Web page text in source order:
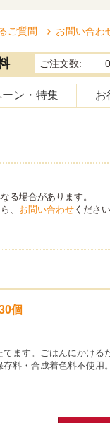
ご質問 お問い合わ
ご注文数:
ン・特集 お
る場合があります。
、 お問い合わせ ください
個
ます。ごはんにかける
料・合成着色料不使用。